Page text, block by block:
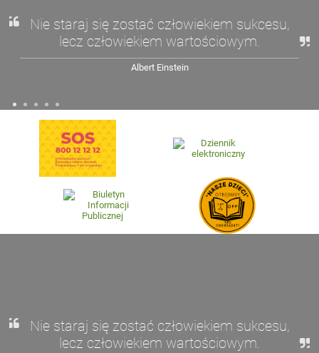
Nie staraj się zostać człowiekiem sukcesu,
lecz człowiekiem wartościowym.
Albert Einstein
Nie staraj się zostać człowiekiem sukcesu,
lecz człowiekiem wartościowym.